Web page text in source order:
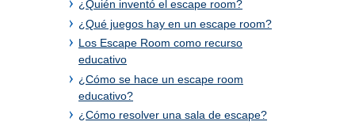
¿Quién inventó el escape room?
¿Qué juegos hay en un escape room?
Los Escape Room como recurso
educativo
¿Cómo se hace un escape room
educativo?
¿Cómo resolver una sala de escape?